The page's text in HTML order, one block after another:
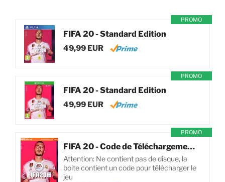
PROMO
FIFA 20 - Standard Edition
49,99 EUR
PROMO
FIFA 20 - Standard Edition
49,99 EUR
PROMO
FIFA 20 - Code de Téléchargement pour PC
Attention: Ne contient pas de disque, la
boite contient un code pour télécharger le
jeu